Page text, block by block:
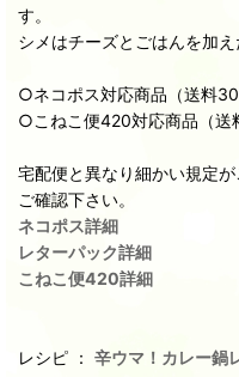
す。
シメはチーズとごはんを加
○ネコポス対応商品（送料
○こねこ便420対応商品（送
宅配便と異なり細かい規定
ご確認下さい。
ネコポス詳細
レターパック詳細
こねこ便420詳細
レシピ ： 辛ウマ！カレー鍋